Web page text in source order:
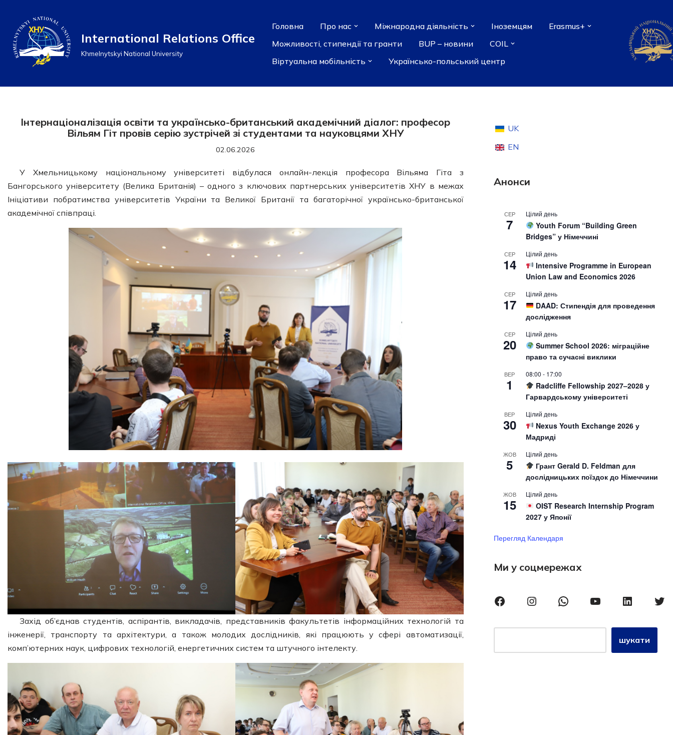
Перейти
до
вмісту
International Relations Office
Khmelnytskyi National University
Головна Про нас Міжнародна діяльність Іноземцям
Erasmus+
Можливості, стипендії та гранти
BUP – новини
COIL
Віртуальна мобільність
Українсько-польський центр
Інтернаціоналізація освіти та українсько-британський академічний діалог: професор
Вільям Гіт провів серію зустрічей зі студентами та науковцями ХНУ
02.06.2026
У Хмельницькому національному університеті відбулася онлайн-лекція професора Вільяма Гіта з
Бангорського університету (Велика Британія) – одного з ключових партнерських університетів ХНУ в межах
Ініціативи побратимства університетів України та Великої Британії та багаторічної українсько-британської
академічної співпраці.
Захід об’єднав студентів, аспірантів, викладачів, представників факультетів інформаційних технологій та
інженерії, транспорту та архітектури, а також молодих дослідників, які працюють у сфері автоматизації,
комп’ютерних наук, цифрових технологій, енергетичних систем та штучного інтелекту.
UK
EN
Анонси
СЕР
7
Цілий день
Youth Forum “Building Green
Bridges” у Німеччині
СЕР
14
Цілий день
Intensive Programme in European
Union Law and Economics 2026
СЕР
17
Цілий день
DAAD: Стипендія для проведення
дослідження
СЕР
20
Цілий день
Summer School 2026: міграційне
право та сучасні виклики
ВЕР
1
08:00 - 17:00
Radcliffe Fellowship 2027–2028 у
Гарвардському університеті
ВЕР
30
Цілий день
Nexus Youth Exchange 2026 у
Мадриді
ЖОВ
5
Цілий день
Грант Gerald D. Feldman для
дослідницьких поїздок до Німеччини
ЖОВ
15
Цілий день
OIST Research Internship Program
2027 у Японії
Перегляд Календаря
Ми у соцмережах
шукати